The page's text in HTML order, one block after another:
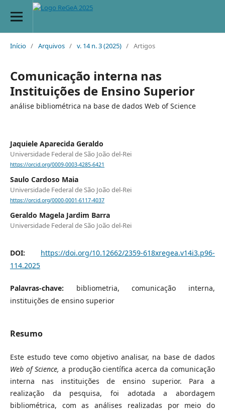
Início / Arquivos / v. 14 n. 3 (2025) / Artigos
Comunicação interna nas
Instituições de Ensino Superior
análise bibliométrica na base de dados Web of Science
Jaquiele Aparecida Geraldo
Universidade Federal de São João del-Rei
https://orcid.org/0009-0003-4285-6421
Saulo Cardoso Maia
Universidade Federal de São João del-Rei
https://orcid.org/0000-0001-6117-4037
Geraldo Magela Jardim Barra
Universidade Federal de São João del-Rei
DOI: https://doi.org/10.12662/2359-618xregea.v14i3.p96-
114.2025
Palavras-chave: bibliometria, comunicação interna,
instituições de ensino superior
Resumo
Este estudo teve como objetivo analisar, na base de dados
Web of Science, a produção científica acerca da comunicação
interna nas instituições de ensino superior. Para a
realização da pesquisa, foi adotada a abordagem
bibliométrica, com as análises realizadas por meio do